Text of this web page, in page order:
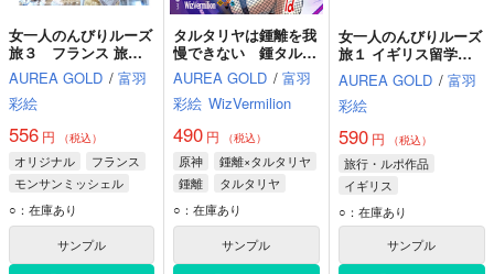
女一人のんびりルーズ
旅３ フランス 旅行
６日モンサンミッシェ
ル パリ城メダイ教会
AUREA GOLD / 富羽
彩絵
556 円 （税込）
オリジナル
フランス
モンサンミッシェル
パリ
○：在庫あり
サンプル
タルタリヤは鍾離を我
慢できない 鍾タル本
3
AUREA GOLD / 富羽
彩絵 WizVermilion
490 円 （税込）
原神
鍾離×タルタリヤ
鍾離
タルタリヤ
Tartaglia
○：在庫あり
サンプル
女一人のんびりルーズ
旅１ イギリス留学
ホームステイ編
AUREA GOLD / 富羽
彩絵
590円 （税込）
旅行・ルポ作品
イギリス
ノッティンガム
イングランド
○：在庫あり
サンプル